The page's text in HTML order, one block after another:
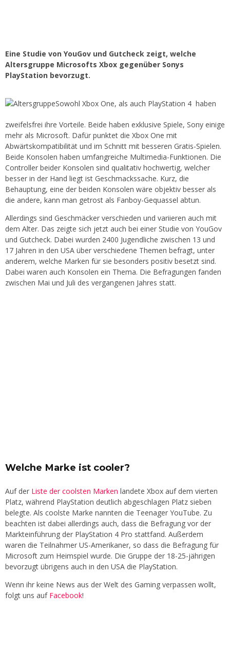
Eine Studie von YouGov und Gutcheck zeigt, welche
Altersgruppe Microsofts Xbox gegenüber Sonys
PlayStation bevorzugt.
Sowohl Xbox One, als auch PlayStation 4 haben
zweifelsfrei ihre Vorteile. Beide haben exklusive Spiele, Sony einige
mehr als Microsoft. Dafür punktet die Xbox One mit
Abwärtskompatibilität und im Schnitt mit besseren Gratis-Spielen.
Beide Konsolen haben umfangreiche Multimedia-Funktionen. Die
Controller beider Konsolen sind qualitativ hochwertig, welcher
besser in der Hand liegt ist Geschmackssache. Kurz, die
Behauptung, eine der beiden Konsolen wäre objektiv besser als
die andere, kann man getrost als Fanboy-Gequassel abtun.
Allerdings sind Geschmäcker verschieden und variieren auch mit
dem Alter. Das zeigte sich jetzt auch bei einer Studie von YouGov
und Gutcheck. Dabei wurden 2400 Jugendliche zwischen 13 und
17 Jahren in den USA über verschiedene Themen befragt, unter
anderem, welche Marken für sie besonders positiv besetzt sind.
Dabei waren auch Konsolen ein Thema. Die Befragungen fanden
zwischen Mai und Juli des vergangenen Jahres statt.
Welche Marke ist cooler?
Auf der Liste der coolsten Marken landete Xbox auf dem vierten
Platz, während PlayStation deutlich abgeschlagen Platz sieben
belegte. Als coolste Marke nannten die Teenager YouTube. Zu
beachten ist dabei allerdings auch, dass die Befragung vor der
Markteinführung der PlayStation 4 Pro stattfand. Außerdem
waren die Teilnahmer US-Amerikaner, so dass die Befragung für
Microsoft zum Heimspiel wurde. Die Gruppe der 18-25-jährigen
bevorzugt übrigens auch in den USA die PlayStation.
Wenn ihr keine News aus der Welt des Gaming verpassen wollt,
folgt uns auf Facebook!